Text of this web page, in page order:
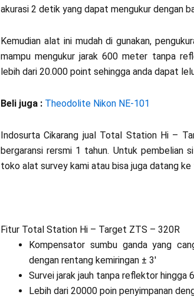
akurasi 2 detik yang dapat mengukur dengan
Kemudian alat ini mudah di gunakan,
mampu mengukur jarak 600 meter tanpa
lebih dari 20.000 point sehingga anda dapat
Beli juga : Theodolite Nikon NE-101
Indosurta Cikarang jual Total Station Hi –
bergaransi rersmi 1 tahun. Untuk pembelian
toko alat survey kami atau bisa juga datang
Fitur Total Station Hi – Target ZTS – 320R
Kompensator sumbu ganda yang
dengan rentang kemiringan ± 3′
Survei jarak jauh tanpa reflektor hingga
Lebih dari 20000 poin penyimpanan